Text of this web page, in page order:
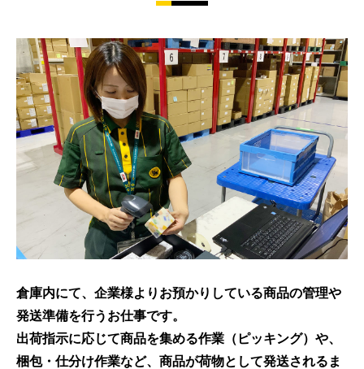
倉庫内にて、企業様よりお預かりしている商品の管理や
発送準備を行うお仕事です。
出荷指示に応じて商品を集める作業（ピッキング）や、
梱包・仕分け作業など、商品が荷物として発送されるま